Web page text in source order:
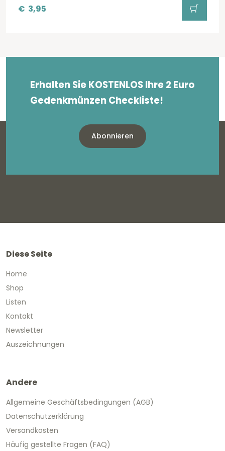
€ 3,95
Erhalten Sie KOSTENLOS Ihre 2 Euro
Gedenkmünzen Checkliste!
Abonnieren
Diese Seite
Home
Shop
Listen
Kontakt
Newsletter
Auszeichnungen
Andere
Allgemeine Geschäftsbedingungen (AGB)
Datenschutzerklärung
Versandkosten
Häufig gestellte Fragen (FAQ)